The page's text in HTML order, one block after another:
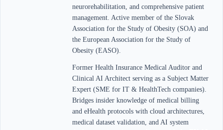
neurorehabilitation, and comprehensive patient
management. Active member of the Slovak
Association for the Study of Obesity (SOA) and
the European Association for the Study of
Obesity (EASO).
Former Health Insurance Medical Auditor and
Clinical AI Architect serving as a Subject Matter
Expert (SME for IT & HealthTech companies).
Bridges insider knowledge of medical billing
and eHealth protocols with cloud architectures,
medical dataset validation, and AI system